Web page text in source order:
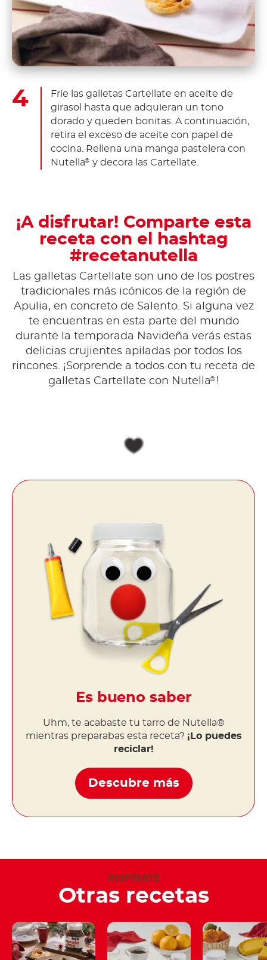
Fríe las galletas Cartellate en aceite de
girasol hasta que adquieran un tono
dorado y queden bonitas. A continuación,
retira el exceso de aceite con papel de
cocina. Rellena una manga pastelera con
Nutella® y decora las Cartellate.
¡A disfrutar! Comparte esta
receta con el hashtag
#recetanutella
Las galletas Cartellate son uno de los postres
tradicionales más icónicos de la región de
Apulia, en concreto de Salento. Si alguna vez
te encuentras en esta parte del mundo
durante la temporada Navideña verás estas
delicias crujientes apiladas por todos los
rincones. ¡Sorprende a todos con tu receta de
galletas Cartellate con Nutella® !
Es bueno saber
Uhm, te acabaste tu tarro de Nutella®
mientras preparabas esta receta? ¡Lo puedes
reciclar!
Descubre más
INSPÍRATE
Otras recetas